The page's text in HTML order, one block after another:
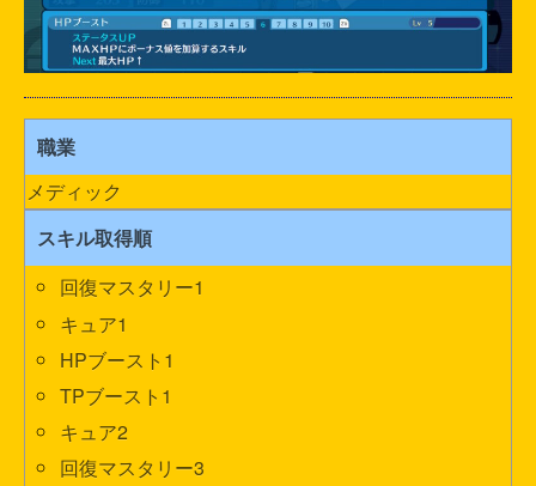
職業
メディック
スキル取得順
回復マスタリー1
キュア1
HPブースト1
TPブースト1
キュア2
回復マスタリー3